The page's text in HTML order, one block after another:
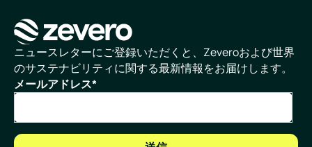
ホームページ
ニュースレターにご登録いただくと、Zeveroおよび世界
のサステナビリティに関する最新情報をお届けします。
メールアドレス*